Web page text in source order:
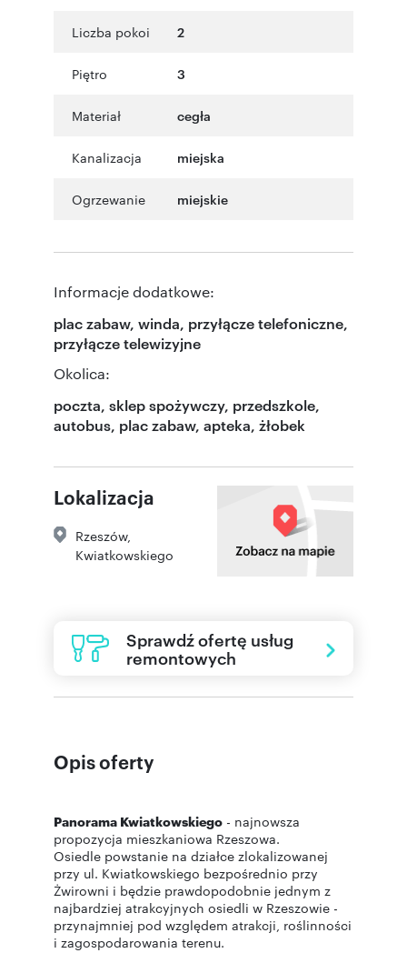
Liczba pokoi 2
Piętro 3
Materiał cegła
Kanalizacja miejska
Ogrzewanie miejskie
Informacje dodatkowe:
plac zabaw, winda, przyłącze telefoniczne,
przyłącze telewizyjne
Okolica:
poczta, sklep spożywczy, przedszkole,
autobus, plac zabaw, apteka, żłobek
Lokalizacja
Rzeszów,
Kwiatkowskiego
Sprawdź ofertę usług
remontowych
Opis oferty
Panorama Kwiatkowskiego - najnowsza
propozycja mieszkaniowa Rzeszowa.
Osiedle powstanie na działce zlokalizowanej
przy ul. Kwiatkowskiego bezpośrednio przy
Żwirowni i będzie prawdopodobnie jednym z
najbardziej atrakcyjnych osiedli w Rzeszowie -
przynajmniej pod względem atrakcji, roślinności
i zagospodarowania terenu.